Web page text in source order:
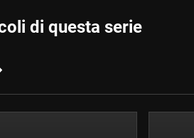
di questa serie